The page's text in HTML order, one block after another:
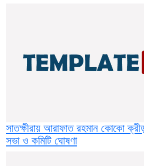
সাতক্ষীরায় আরাফাত রহমান কোকো
সভা ও কমিটি ঘোষণা